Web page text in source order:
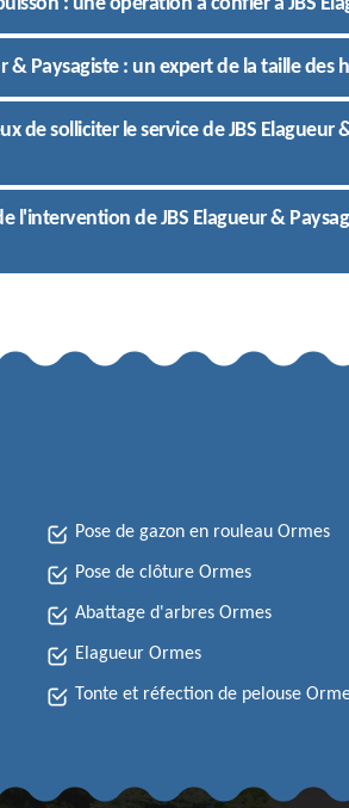
& Paysagiste : un expert de la taille des
de solliciter le service de JBS
l'intervention de JBS Elagueur &
Pose de gazon en rouleau Ormes
Pose de clôture Ormes
Abattage d'arbres Ormes
Elagueur Ormes
Tonte et réfection de pelouse